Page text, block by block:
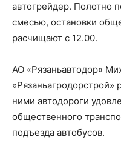
автогрейдер. Полотно
смесью, остановки
расчищают с 12.00.
АО «Рязаньавтодор»
ними автодороги
общественного
подъезда автобусов.